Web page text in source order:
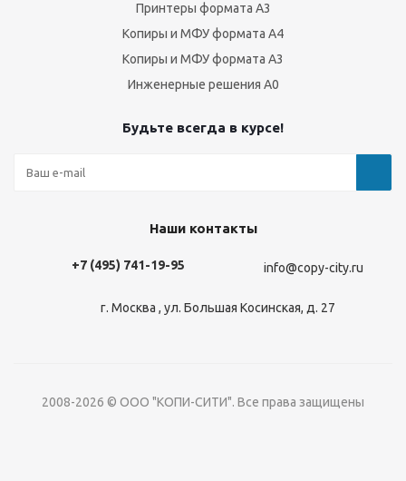
Принтеры формата А3
Копиры и МФУ формата А4
Копиры и МФУ формата А3
Инженерные решения А0
Будьте всегда в курсе!
Наши контакты
+7 (495) 741-19-95 info@copy-city.ru
г. Москва , ул. Большая Косинская, д. 27
2008-2026 © ООО "КОПИ-СИТИ". Все права защищены